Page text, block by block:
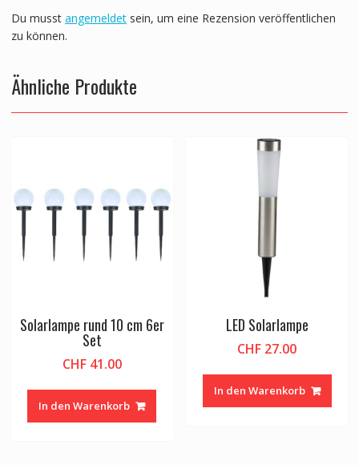
Du musst angemeldetsein, um eine Rezension veröffentlichen
zu können.
Ähnliche Produkte
Solarlampe rund 10 cm 6er
Set
CHF41.00
In den Warenkorb
LED Solarlampe
CHF 27.00
In den Warenkorb